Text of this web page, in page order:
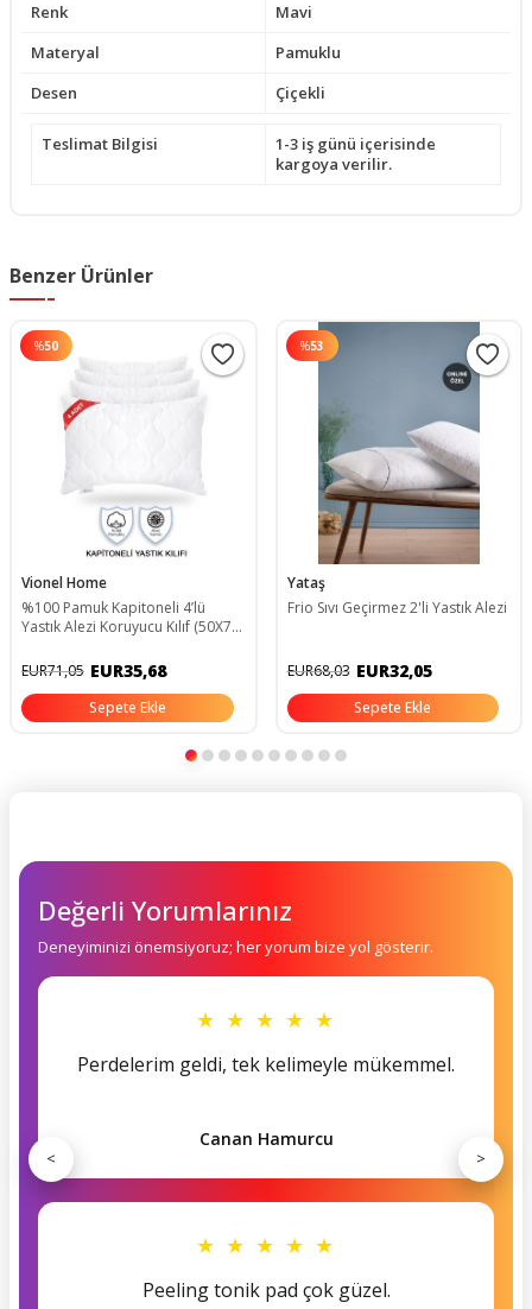
Renk
Mavi
Materyal
Pamuklu
Desen
Çiçekli
Teslimat Bilgisi
1-3 iş günü içerisinde
kargoya verilir.
Benzer Ürünler
%50
Vionel Home
%100 Pamuk Kapitoneli 4’lü
Yastık Alezi Koruyucu Kılıf (50X70
EUR71,05 EUR35,68
Sepete Ekle
%53
Yataş
Frio Sıvı Geçirmez 2'li Yastık Alezi
EUR68,03 EUR32,05
Sepete Ekle
Değerli Yorumlarınız
Deneyiminizi önemsiyoruz; her yorum bize yol gösterir.
★ ★ ★ ★ ★
Perdelerim geldi, tek kelimeyle mükemmel.
Canan Hamurcu
★ ★ ★ ★ ★
Peeling tonik pad çok güzel.
< >